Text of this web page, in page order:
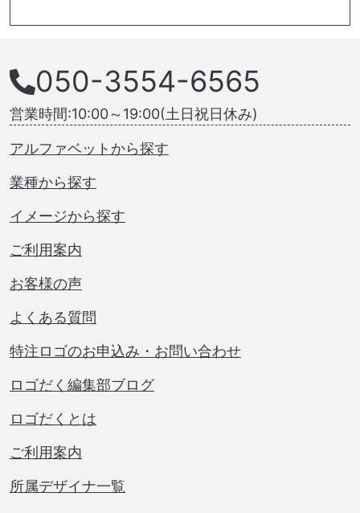
050-3554-6565
営業時間:10:00～19:00(土日祝日休み)
アルファベットから探す
業種から探す
イメージから探す
ご利用案内
お客様の声
よくある質問
特注ロゴのお申込み・お問い合わせ
ロゴだく編集部ブログ
ロゴだくとは
ご利用案内
所属デザイナ一覧